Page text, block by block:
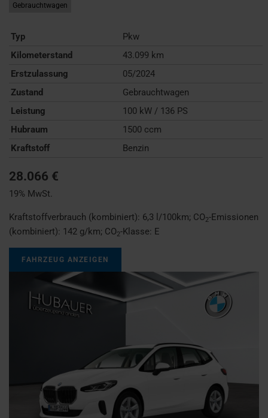
Gebrauchtwagen
Typ
Pkw
Kilometerstand
43.099 km
Erstzulassung
05/2024
Zustand
Gebrauchtwagen
Leistung
100 kW / 136 PS
Hubraum
1500 ccm
Kraftstoff
Benzin
28.066 €
19% MwSt.
Kraftstoffverbrauch (kombiniert): 6,3 l/100km; CO2-Emissionen
(kombiniert): 142 g/km; CO2-Klasse: E
FAHRZEUG ANZEIGEN